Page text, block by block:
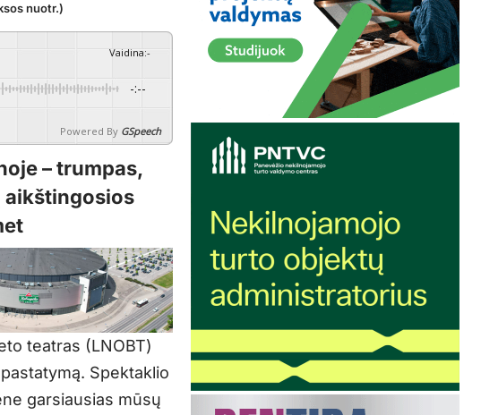
nuotr.)
Vaidina:-
-:--
Powered By GSpeech
– trumpas,
aikštingosios
teatras (LNOBT)
Spektaklio
garsiausias mūsų